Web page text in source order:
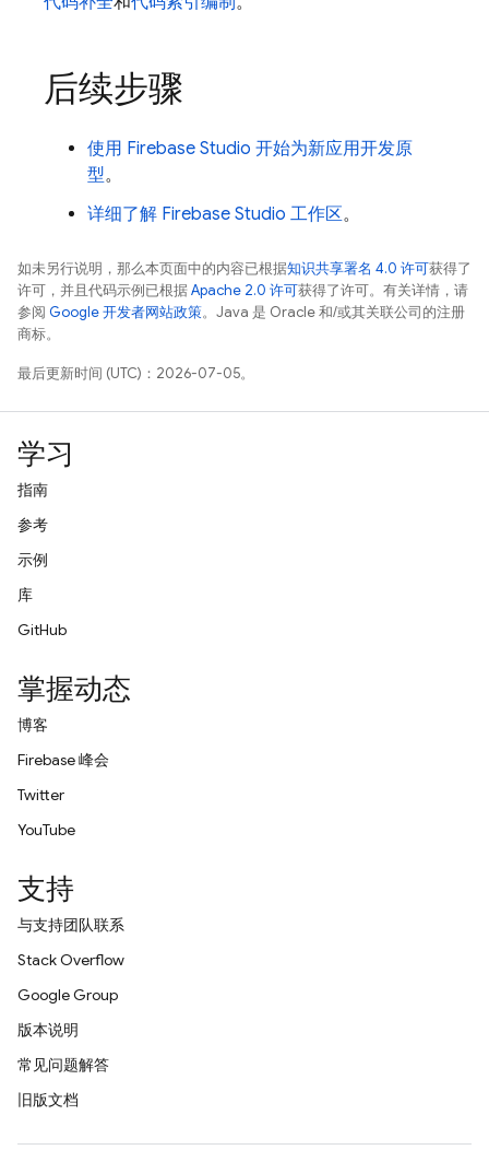
后续步骤
使用 Firebase Studio 开始为新应用开发原
型。
详细了解 Firebase Studio 工作区。
如未另行说明，那么本页面中的内容已根据知识共享署名 4.0 许可获得了
许可，并且代码示例已根据Apache 2.0 许可获得了许可。有关详情，请
参阅 Google 开发者网站政策。Java 是 Oracle 和/或其关联公司的注册
商标。
最后更新时间 (UTC)：2026-07-05。
学习
指南
参考
示例
库
GitHub
掌握动态
博客
Firebase 峰会
Twitter
YouTube
支持
与支持团队联系
Stack Overflow
Google Group
版本说明
常见问题解答
旧版文档